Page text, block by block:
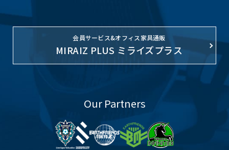
会員サービス&オフィス家具通販
MIRAIZ PLUS ミライズプラス
Our Partners